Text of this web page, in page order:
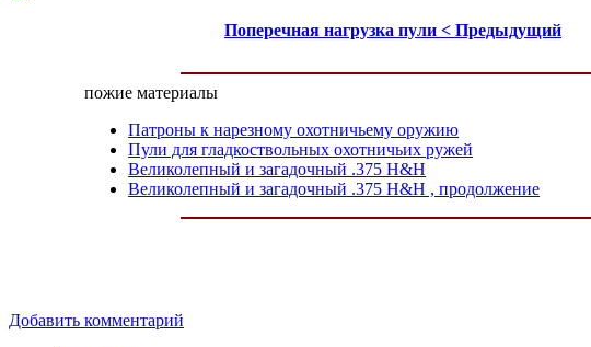
Поперечная нагрузка пули < Предыдущий
пожие материалы
Патроны к нарезному охотничьему оружию
Пули для гладкоствольных охотничьих ружей
Великолепный и загадочный .375 H&H
Великолепный и загадочный .375 H&H , продолжение
Добавить комментарий